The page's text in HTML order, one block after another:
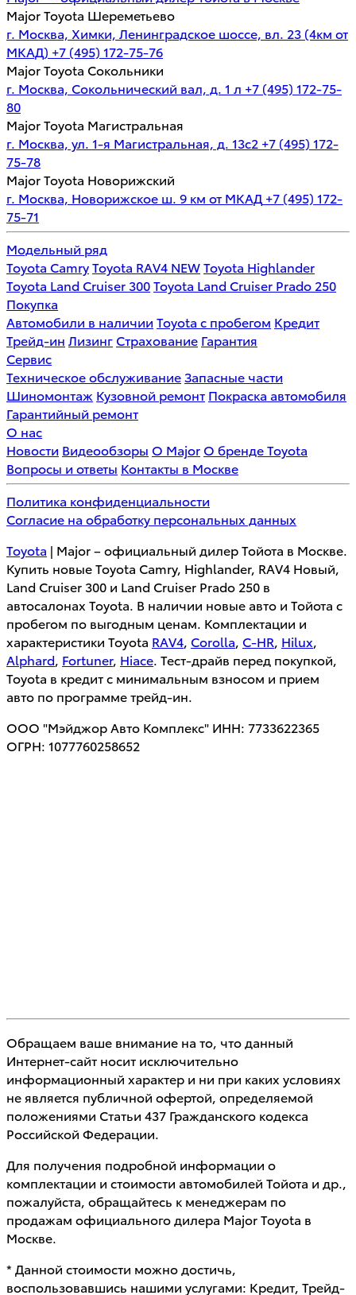
Major Toyota Шереметьево
г. Москва, Химки, Ленинградское шоссе, вл. 23 (4км от
МКАД) +7 (495) 172-75-76
Major Toyota Сокольники
г. Москва, Сокольнический вал, д. 1 л +7 (495) 172-75-
80
Major Toyota Магистральная
г. Москва, ул. 1-я Магистральная, д. 13с2 +7 (495) 172-
75-78
Major Toyota Новорижский
г. Москва, Новорижское ш. 9 км от МКАД +7 (495) 172-
75-71
Модельный ряд
Toyota CamryToyota RAV4 NEWToyota Highlander
Toyota Land Cruiser 300Toyota Land Cruiser Prado 250
Покупка
Автомобили в наличии Toyota с пробегом Кредит
Трейд-ин Лизинг Страхование Гарантия
Сервис
Техническое обслуживаниеЗапасные части
Шиномонтаж Кузовной ремонт Покраска автомобиля
Гарантийный ремонт
О нас
Новости Видеообзоры О Major О бренде Toyota
Вопросы и ответы Контакты в Москве
Политика конфиденциальности
Согласие на обработку персональных данных
Toyota | Major – официальный дилер Тойота в Москве.
Купить новые Toyota Camry, Highlander, RAV4 Новый,
Land Cruiser 300 и Land Cruiser Prado 250 в
автосалонах Toyota. В наличии новые авто и Тойота с
пробегом по выгодным ценам. Комплектации и
характеристики Toyota RAV4, Corolla, C-HR, Hilux,
Alphard, Fortuner, Hiace. Тест-драйв перед покупкой,
Toyota в кредит с минимальным взносом и прием
авто по программе трейд-ин.
ООО "Мэйджор Авто Комплекс" ИНН: 7733622365
ОГРН: 1077760258652
Обращаем ваше внимание на то, что данный
Интернет-сайт носит исключительно
информационный характер и ни при каких условиях
не является публичной офертой, определяемой
положениями Статьи 437 Гражданского кодекса
Российской Федерации.
Для получения подробной информации о
комплектации и стоимости автомобилей Тойота и др.,
пожалуйста, обращайтесь к менеджерам по
продажам официального дилера Major Toyota в
Москве.
* Данной стоимости можно достичь,
воспользовавшись нашими услугами: Кредит, Трейд-